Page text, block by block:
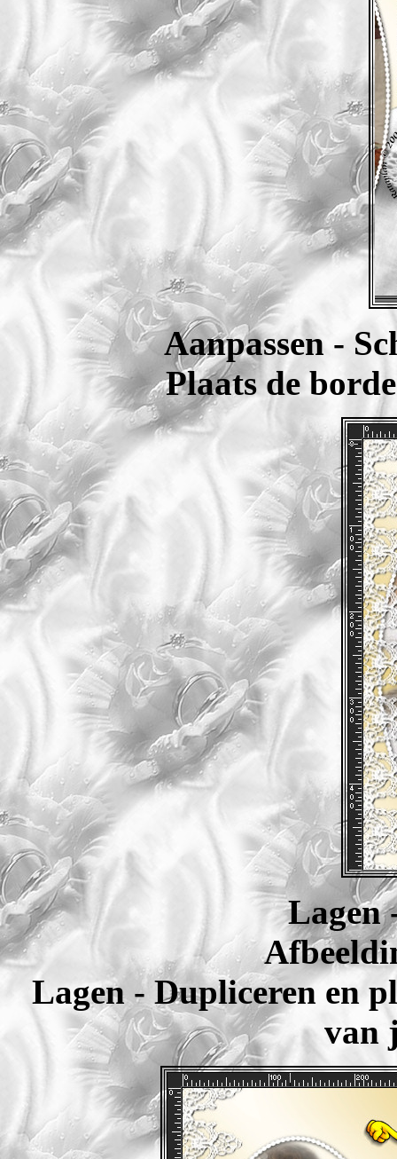
Aanpassen -
Plaats de
Lagen
Lagen - Dupliceren en
van